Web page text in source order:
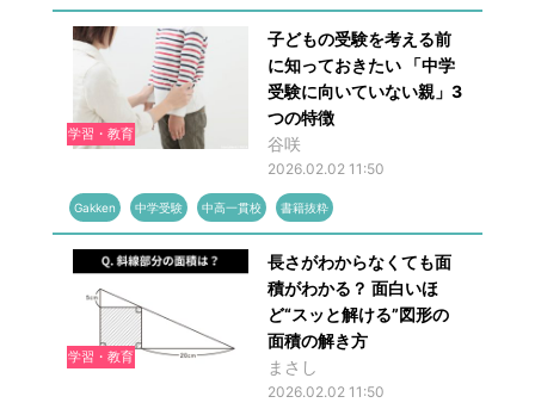
学習・教育
子どもの受験を考える前
に知っておきたい 「中学
受験に向いていない親」3
つの特徴
谷咲
2026.02.02 11:50
Gakken 中学受験 中高一貫校 書籍抜粋
学習・教育
長さがわからなくても面
積がわかる？ 面白いほ
ど“スッと解ける”図形の
面積の解き方
まさし
2026.02.02 11:50